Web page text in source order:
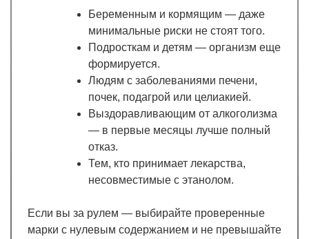
Беременным и кормящим — даже
минимальные риски не стоят того.
Подросткам и детям — организм еще
формируется.
Людям с заболеваниями печени,
почек, подагрой или целиакией.
Выздоравливающим от алкоголизма
— в первые месяцы лучше полный
отказ.
Тем, кто принимает лекарства,
несовместимые с этанолом.
Если вы за рулем — выбирайте проверенные
марки с нулевым содержанием и не превышайте